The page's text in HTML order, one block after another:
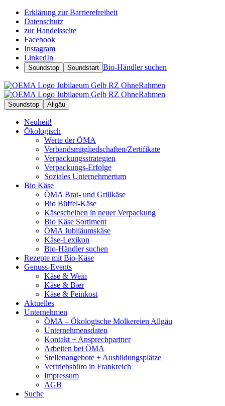
Erklärung zur Barrierefreiheit
Datenschutz
zur Handelsseite
Facebook
Instagram
LinkedIn
Soundstop Soundstart Bio-Händler suchen
Soundstop Allgäu
Neuheit!
Ökologisch
Werte der ÖMA
Verbandsmitgliedschaften/Zertifikate
Verpackungsstrategien
Verpackungs-Erfolge
Soziales Unternehmertum
Bio Käse
ÖMA Brat- und Grillkäse
Bio Büffel-Käse
Käsescheiben in neuer Verpackung
Bio Käse Sortiment
ÖMA Jubiläumskäse
Käse-Lexikon
Bio-Händler suchen
Rezepte mit Bio-Käse
Genuss-Events
Käse & Wein
Käse & Bier
Käse & Feinkost
Aktuelles
Unternehmen
ÖMA – Ökologische Molkereien Allgäu
Unternehmensdaten
Kontakt + Ansprechpartner
Arbeiten bei ÖMA
Stellenangebote + Ausbildungsplätze
Vertriebsbüro in Frankreich
Impressum
AGB
Suche